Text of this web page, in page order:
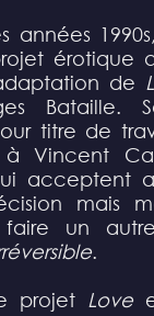
années
érotique
de
Bataille.
titre de
à Vincent
acceptent
mais
un
.
projet Love